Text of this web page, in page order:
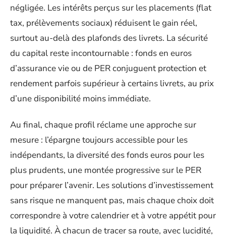
négligée. Les intérêts perçus sur les placements (flat
tax, prélèvements sociaux) réduisent le gain réel,
surtout au-delà des plafonds des livrets. La sécurité
du capital reste incontournable : fonds en euros
d’assurance vie ou de PER conjuguent protection et
rendement parfois supérieur à certains livrets, au prix
d’une disponibilité moins immédiate.
Au final, chaque profil réclame une approche sur
mesure : l’épargne toujours accessible pour les
indépendants, la diversité des fonds euros pour les
plus prudents, une montée progressive sur le PER
pour préparer l’avenir. Les solutions d’investissement
sans risque ne manquent pas, mais chaque choix doit
correspondre à votre calendrier et à votre appétit pour
la liquidité. À chacun de tracer sa route, avec lucidité,